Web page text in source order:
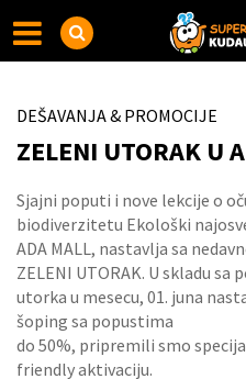
DEŠAVANJA & PROMOCIJE
ZELENI UTORAK U
Sjajni poputi i nove lekcije o
biodiverzitetu Ekološki
ADA MALL, nastavlja sa
ZELENI UTORAK. U skladu
utorka u mesecu, 01. juna
šoping sa popustima
do 50%, pripremili smo
friendly aktivaciju.